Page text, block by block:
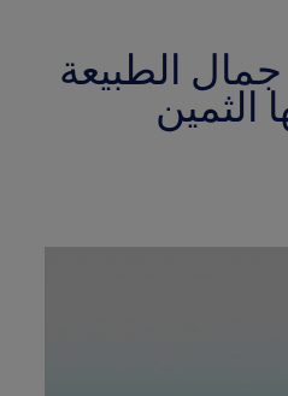
الطبيعة
الثمين